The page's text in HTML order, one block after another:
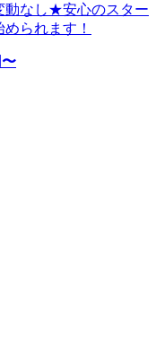
動なし★安心のスター
られます！
〜